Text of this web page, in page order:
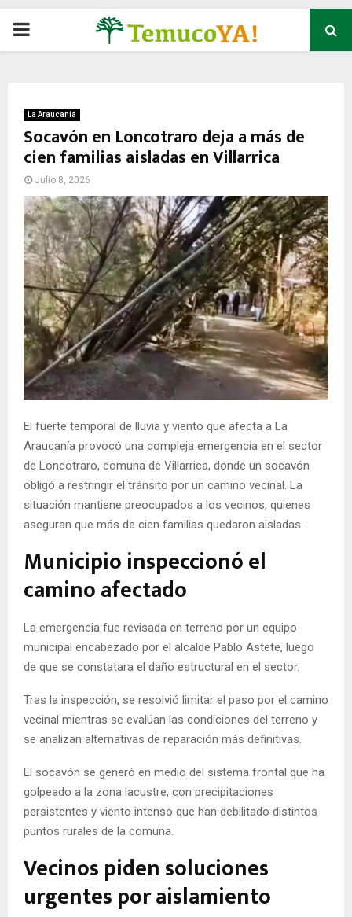
P
M
A
R
Y
M
E
U
La Araucanía
Socavón en Loncotraro deja a más de
cien familias aisladas en Villarrica
Julio 8, 2026
El fuerte temporal de lluvia y viento que afecta a La
Araucanía provocó una compleja emergencia en el sector
de Loncotraro, comuna de Villarrica, donde un socavón
obligó a restringir el tránsito por un camino vecinal. La
situación mantiene preocupados a los vecinos, quienes
aseguran que más de cien familias quedaron aisladas.
Municipio inspeccionó el
camino afectado
La emergencia fue revisada en terreno por un equipo
municipal encabezado por el alcalde Pablo Astete, luego
de que se constatara el daño estructural en el sector.
Tras la inspección, se resolvió limitar el paso por el camino
vecinal mientras se evalúan las condiciones del terreno y
se analizan alternativas de reparación más definitivas.
El socavón se generó en medio del sistema frontal que ha
golpeado a la zona lacustre, con precipitaciones
persistentes y viento intenso que han debilitado distintos
puntos rurales de la comuna.
Vecinos piden soluciones
urgentes por aislamiento